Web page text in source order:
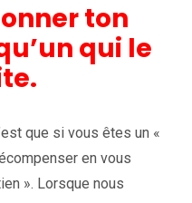
ton
qui le
que si vous êtes un «
en vous
». Lorsque nous